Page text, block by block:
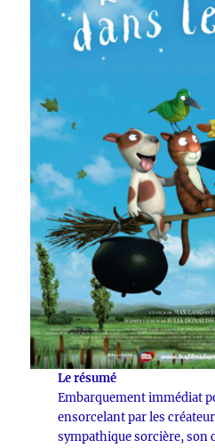
Le résumé
Embarquement immédiat
ensorcelant par les
sympathique sorcière, son